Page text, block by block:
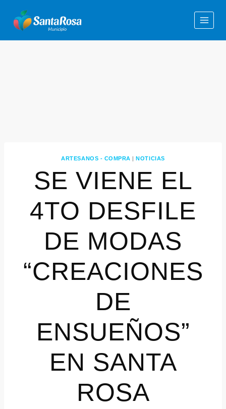
ARTESANOS - COMPRA |NOTICIAS
SE VIENE EL
4TO DESFILE
DE MODAS
“CREACIONES
DE
ENSUEÑOS”
EN SANTA
ROSA